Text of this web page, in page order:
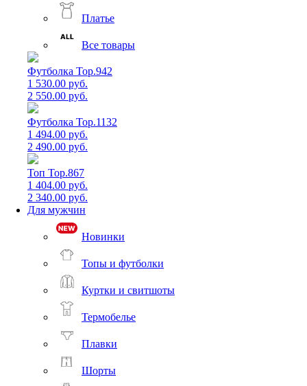
Платье
Все товары
Футболка Top.942
1 530.00 руб.
2 550.00 руб.
Футболка Top.1132
1 494.00 руб.
2 490.00 руб.
Топ Top.867
1 404.00 руб.
2 340.00 руб.
Для мужчин
Новинки
Топы и футболки
Куртки и свитшоты
Термобелье
Плавки
Шорты